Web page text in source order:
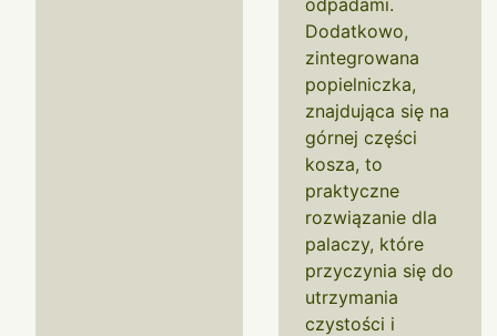
odpadami.
Dodatkowo,
zintegrowana
popielniczka,
znajdująca się na
górnej części
kosza, to
praktyczne
rozwiązanie dla
palaczy, które
przyczynia się do
utrzymania
czystości i